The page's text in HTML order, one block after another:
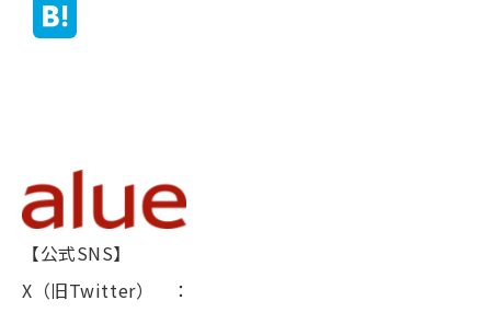
【公式SNS】
X（旧Twitter） ：